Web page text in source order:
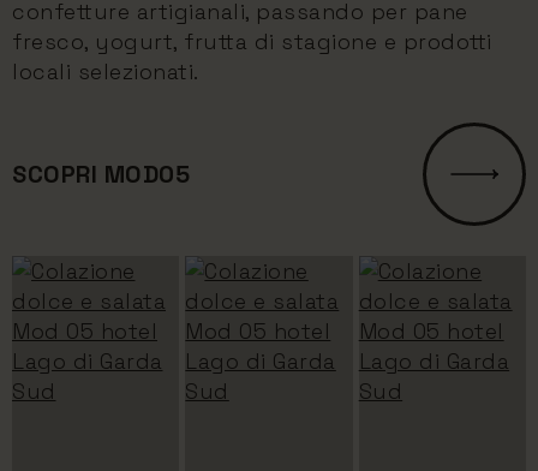
confetture artigianali, passando per pane
fresco, yogurt, frutta di stagione e prodotti
locali selezionati.
SCOPRI MOD05